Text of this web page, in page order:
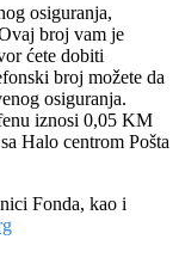
osiguranja,
broj vam je
ćete dobiti
broj možete da
osiguranja.
iznosi 0,05 KM
Halo centrom Pošta
Fonda, kao i